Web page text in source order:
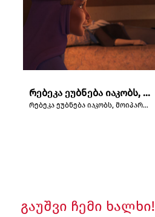
რებეკა ეუბნება იაკობს, მოიპაროს ესავის კურთხევა.
რებეკა ეუბნება იაკობს, მოიპაროს ესავის კურთხევა.
გაუშვი ჩემი ხალხი!